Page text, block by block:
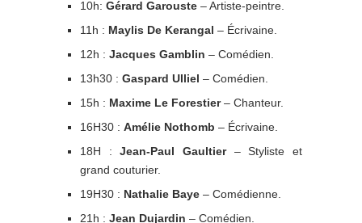
10h: Gérard Garouste – Artiste-peintre.
11h : Maylis De Kerangal – Écrivaine.
12h : Jacques Gamblin – Comédien.
13h30 : Gaspard Ulliel – Comédien.
15h : Maxime Le Forestier– Chanteur.
16H30 : Amélie Nothomb – Écrivaine.
18H :Jean-Paul Gaultier– Styliste et
grand couturier.
19H30 : Nathalie Baye – Comédienne.
21h : Jean Dujardin – Comédien.